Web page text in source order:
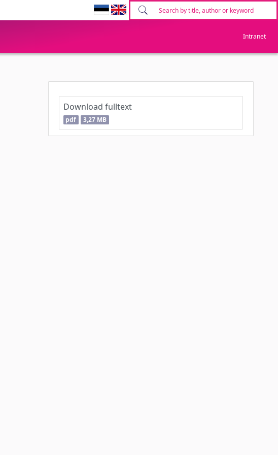
Intranet
Download fulltext
pdf 3,27 MB